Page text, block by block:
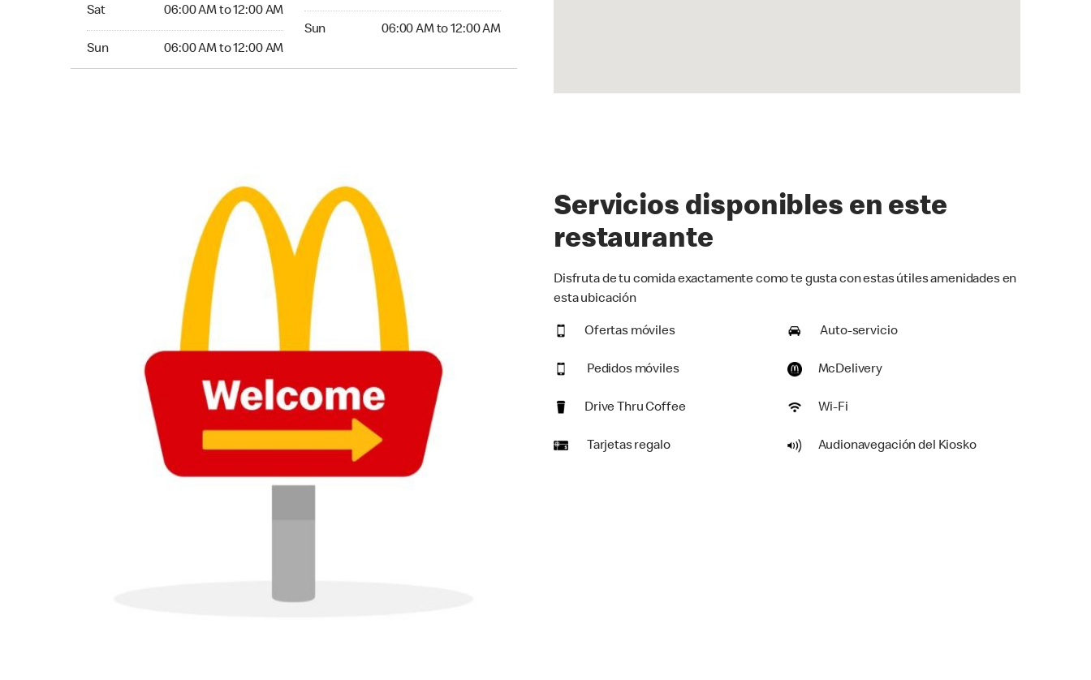
Sat 06:00 AM to 12:00 AM
Sun 06:00 AM to 12:00 AM
Sun 06:00 AM to 12:00 AM
Servicios disponibles en este
restaurante
Disfruta de tu comida exactamente como te gusta con estas útiles amenidades en
esta ubicación
Ofertas móviles Auto-servicio
Pedidos móviles McDelivery
Drive Thru Coffee Wi-Fi
Tarjetas regalo Audionavegación del Kiosko